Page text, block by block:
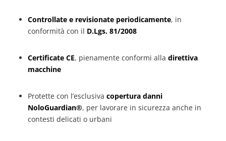
Controllate e revisionate periodicamente, in
conformità con il D.Lgs. 81/2008
Certificate CE, pienamente conformi alla direttiva
macchine
Protette con l’esclusiva copertura danni
NoloGuardian®, per lavorare in sicurezza anche in
contesti delicati o urbani